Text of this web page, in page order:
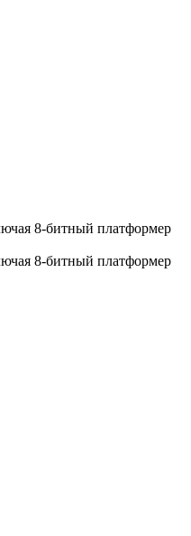
8-битный платформер
8-битный платформер